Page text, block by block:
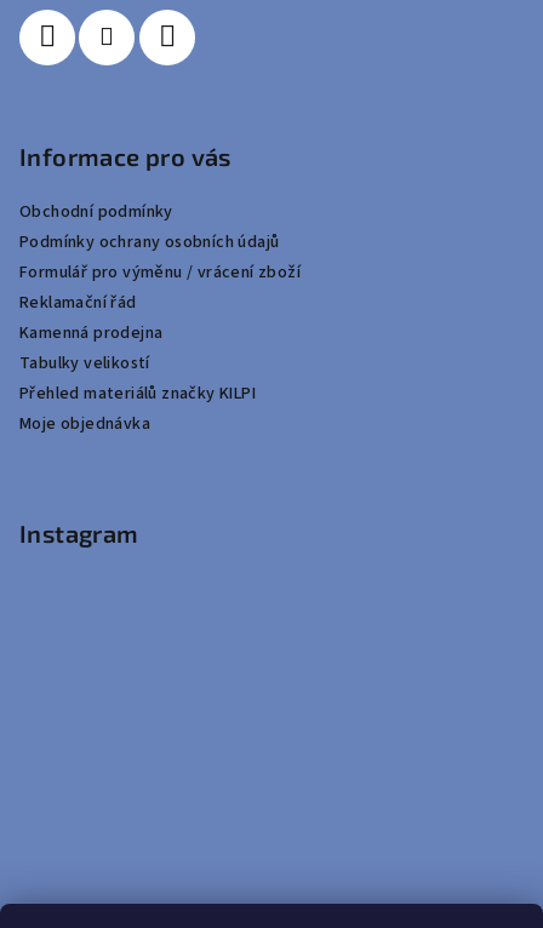
Informace pro vás
Obchodní podmínky
Podmínky ochrany osobních údajů
Formulář pro výměnu / vrácení zboží
Reklamační řád
Kamenná prodejna
Tabulky velikostí
Přehled materiálů značky KILPI
Moje objednávka
Instagram